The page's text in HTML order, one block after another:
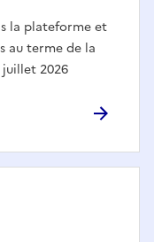
la plateforme et
au terme de la
juillet 2026